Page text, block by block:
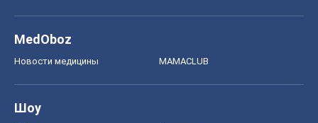
MedOboz
Новости медицины MAMACLUB
Шоу